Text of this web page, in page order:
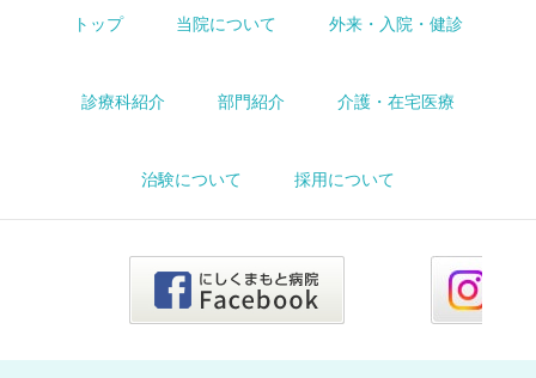
トップ 当院について 外来・入院・健診
診療科紹介 部門紹介 介護・在宅医療
治験について 採用について